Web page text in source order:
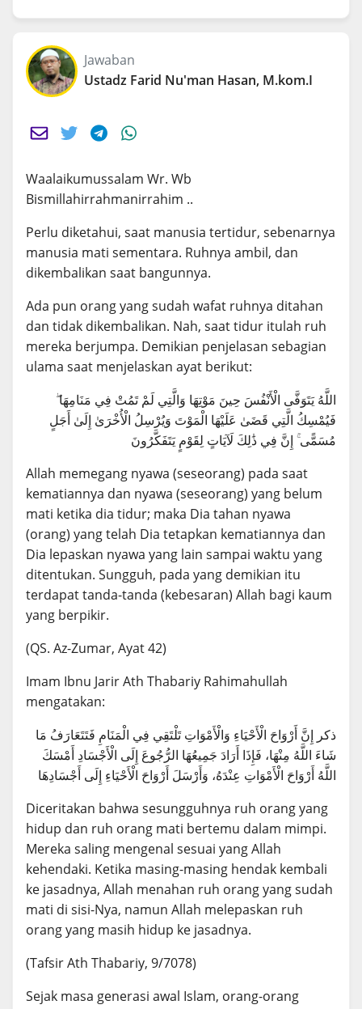
Jawaban
Ustadz Farid Nu'man Hasan, M.kom.I
Waalaikumussalam Wr. Wb
Bismillahirrahmanirrahim ..
Perlu diketahui, saat manusia tertidur, sebenarnya
manusia mati sementara. Ruhnya ambil, dan
dikembalikan saat bangunnya.
Ada pun orang yang sudah wafat ruhnya ditahan
dan tidak dikembalikan. Nah, saat tidur itulah ruh
mereka berjumpa. Demikian penjelasan sebagian
ulama saat menjelaskan ayat berikut:
اللَّهُ يَتَوَفَّى الْأَنْفُسَ حِينَ مَوْتِهَا وَالَّتِي لَمْ تَمُتْ فِي مَنَامِهَا ۖ
فَيُمْسِكُ الَّتِي قَضَىٰ عَلَيْهَا الْمَوْتَ وَيُرْسِلُ الْأُخْرَىٰ إِلَىٰ أَجَلٍ
مُسَمًّى ۚ إِنَّ فِي ذَٰلِكَ لَآيَاتٍ لِقَوْمٍ يَتَفَكَّرُونَ
Allah memegang nyawa (seseorang) pada saat
kematiannya dan nyawa (seseorang) yang belum
mati ketika dia tidur; maka Dia tahan nyawa
(orang) yang telah Dia tetapkan kematiannya dan
Dia lepaskan nyawa yang lain sampai waktu yang
ditentukan. Sungguh, pada yang demikian itu
terdapat tanda-tanda (kebesaran) Allah bagi kaum
yang berpikir.
(QS. Az-Zumar, Ayat 42)
Imam Ibnu Jarir Ath Thabariy Rahimahullah
mengatakan:
ذكر إِنَّ أَرْوَاحَ الْأَحْيَاءِ وَالْأَمْوَاتِ تَلْتَقِي فِي الْمَنَامِ فَتَتَعَارَفُ مَا
شَاءَ اللَّهُ مِنْهَا، فَإِذَا أَرَادَ جَمِيعُهَا الرُّجُوعَ إِلَى الْأَجْسَادِ أَمْسَكَ
اللَّهُ أَرْوَاحَ الْأَمْوَاتِ عِنْدَهُ، وَأَرْسَلَ أَرْوَاحَ الْأَحْيَاءِ إِلَى أَجْسَادِهَا
Diceritakan bahwa sesungguhnya ruh orang yang
hidup dan ruh orang mati bertemu dalam mimpi.
Mereka saling mengenal sesuai yang Allah
kehendaki. Ketika masing-masing hendak kembali
ke jasadnya, Allah menahan ruh orang yang sudah
mati di sisi-Nya, namun Allah melepaskan ruh
orang yang masih hidup ke jasadnya.
(Tafsir Ath Thabariy, 9/7078)
Sejak masa generasi awal Islam, orang-orang